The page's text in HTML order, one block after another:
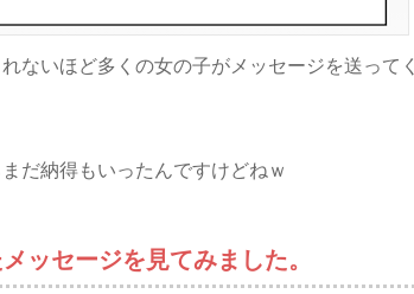
ないほど多くの女の子がメッセージを送ってく
だ納得もいったんですけどねｗ
ッセージを見てみました。